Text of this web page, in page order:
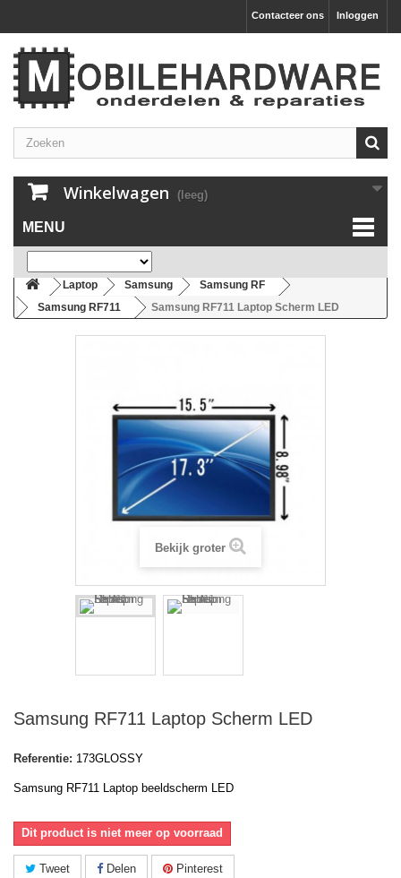
Inloggen
Contacteer ons
Winkelwagen (leeg)
MENU
Laptop Samsung
Samsung RF
Samsung RF711
Samsung RF711 Laptop Scherm LED
Bekijk groter
Samsung RF711 Laptop Scherm LED
Referentie: 173GLOSSY
Samsung RF711 Laptop beeldscherm LED
Dit product is niet meer op voorraad
Tweet Delen Pinterest